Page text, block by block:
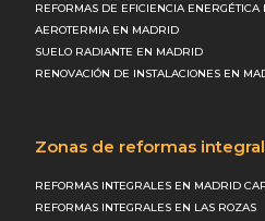
REFORMAS DE EFICIENCIA
AEROTERMIA EN MADRID
SUELO RADIANTE EN MADRID
RENOVACIÓN DE INSTALACIONES EN
Zonas de reformas
REFORMAS INTEGRALES EN MADRID
REFORMAS INTEGRALES EN LAS ROZAS